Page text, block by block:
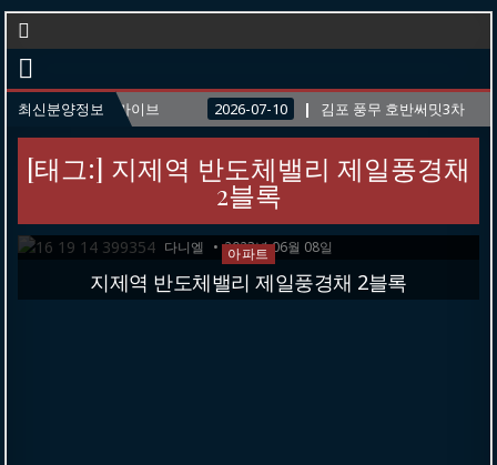
최신분양정보
라온프라이빗 스카이브 2026-07-10 김포 풍무 호반써밋3차
[태그:] 지제역 반도체밸리 제일풍경채
2블록
다니엘 2023년 06월 08일
P
o
아파트
지제역 반도체밸리 제일풍경채 2블록